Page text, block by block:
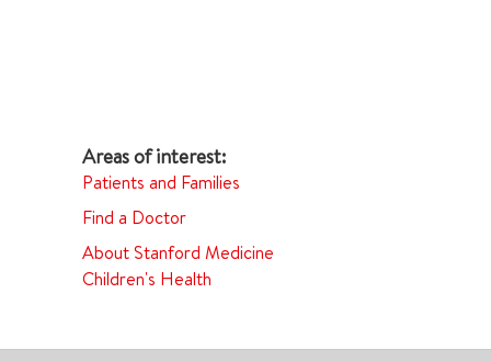
Patients and Families
Find a Doctor
About Stanford Medicine
Children's Health